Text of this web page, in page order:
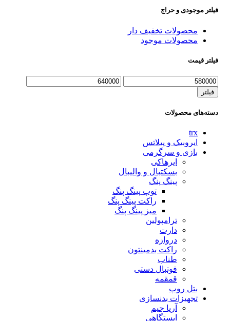
فیلتر موجودی و حراج
محصولات تخفیف دار
محصولات موجود
فیلتر قیمت
فیلتر
دسته‌های محصولات
trx
ایروبیک و پیلاتس
بازی و سرگرمی
ایرهاکی
بسکتبال و والیبال
پینگ پنگ
توپ پینگ پنگ
راکت پینگ پنگ
میز پینگ پنگ
ترامپولین
دارت
دروازه
راکت بدمینتون
طناب
فوتبال دستی
قمقمه
بتل روپ
تجهیزات بدنسازی
آریا جیم
ایستگاهی